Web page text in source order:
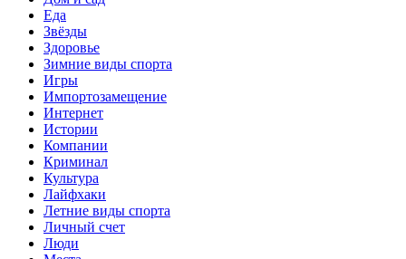
Еда
Звёзды
Здоровье
Зимние виды спорта
Игры
Импортозамещение
Интернет
Истории
Компании
Криминал
Культура
Лайфхаки
Летние виды спорта
Личный счет
Люди